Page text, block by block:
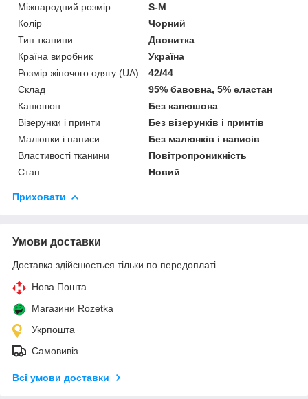
Міжнародний розмір
S-M
Колір
Чорний
Тип тканини
Двонитка
Країна виробник
Україна
Розмір жіночого одягу (UA)
42/44
Склад
95% бавовна, 5% еластан
Капюшон
Без капюшона
Візерунки і принти
Без візерунків і принтів
Малюнки і написи
Без малюнків і написів
Властивості тканини
Повітропроникність
Стан
Новий
Приховати
Умови доставки
Доставка здійснюється тільки по передоплаті.
Нова Пошта
Магазини Rozetka
Укрпошта
Самовивіз
Всі умови доставки